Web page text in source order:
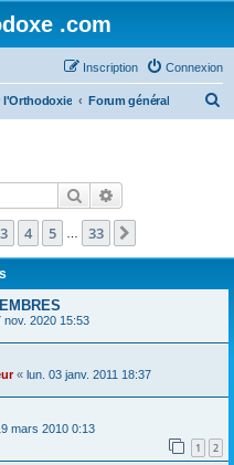
.com
Connexion
Inscription
l'Orthodoxie Forum général
c
Rechercher
33
3 4 5 33
nov. 2020 15:53
« lun. 03 janv. 2011 18:37
mars 2010 0:13
1 2